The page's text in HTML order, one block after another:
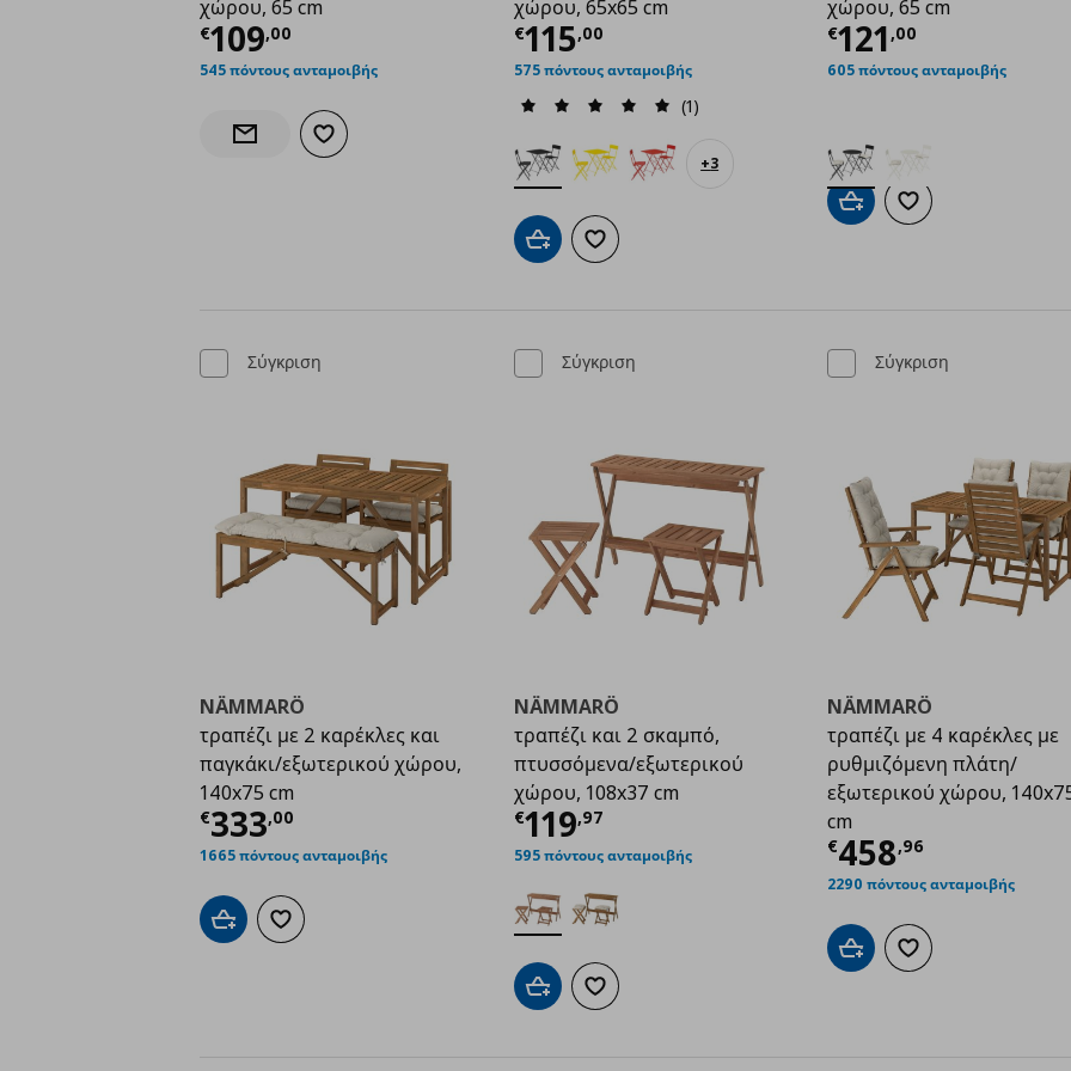
χώρου, 65 cm
€109,00
Τρέχουσα τιμή € 109,00
545 πόντους ανταμοιβής
Ενημέρωση διαθεσιμότητας
Προσθήκη στα αγαπημένα
+3
χώρου, 65x65 cm
€115,00
Τρέχουσα τιμή € 115,00
575 πόντους ανταμοιβής
(1)
Προσθήκη στο καλάθι
Προσθήκη στα αγαπημένα
χώρου, 65 cm
€121 ,00
Τρέχουσα τιμή
605 πόντους ανταμοιβής
Προσθήκη στο καλάθι
Προσθήκη στα
Σύγκριση
NÄMMARÖ
τραπέζι με 2 καρέκλες και
παγκάκι/εξωτερικού χώρου,
140x75 cm
€333,00
Τρέχουσα τιμή € 333,00
1665 πόντους ανταμοιβής
Προσθήκη στο καλάθι
Προσθήκη στα αγαπημένα
Σύγκριση
NÄMMARÖ
τραπέζι και 2 σκαμπό,
πτυσσόμενα/εξωτερικού
χώρου, 108x37 cm
€119,97
Τρέχουσα τιμή € 119,97
595 πόντους ανταμοιβής
Προσθήκη στο καλάθι
Προσθήκη στα αγαπημένα
Σύγκριση
NÄMMARÖ
τραπέζι με 4 καρέκλες με
ρυθμιζόμενη πλάτη/
εξωτερικού χώρου,
cm
€458,96
Τρέχουσα τιμή
2290 πόντους ανταμοιβής
Προσθήκη στο καλάθι
Προσθήκη στα